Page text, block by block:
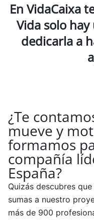
En VidaCaixa
Vida solo
dedicarla a
¿Te
mueve y
formamos
compañía
España?
Quizás descubres
sumas a nuestro
más de 900